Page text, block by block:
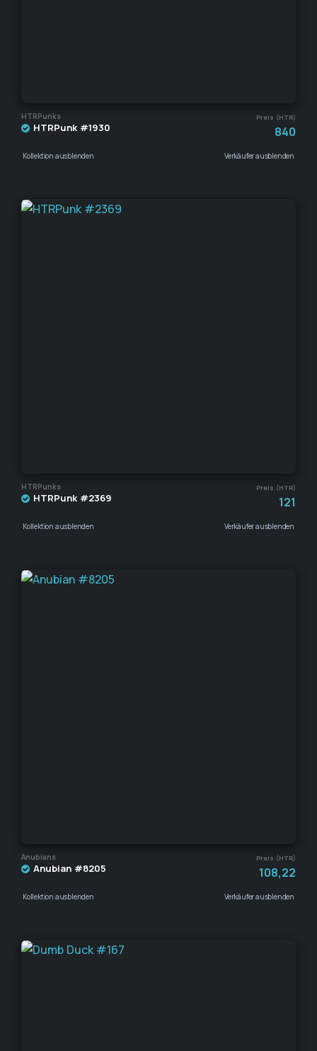
HTRPunks Preis (HTR)
HTRPunk #1930 840
Kollektion ausblenden Verkäufer ausblenden
HTRPunks Preis (HTR)
HTRPunk #2369 121
Kollektion ausblenden Verkäufer ausblenden
Anubians Preis (HTR)
Anubian #8205 108,22
Kollektion ausblenden Verkäufer ausblenden